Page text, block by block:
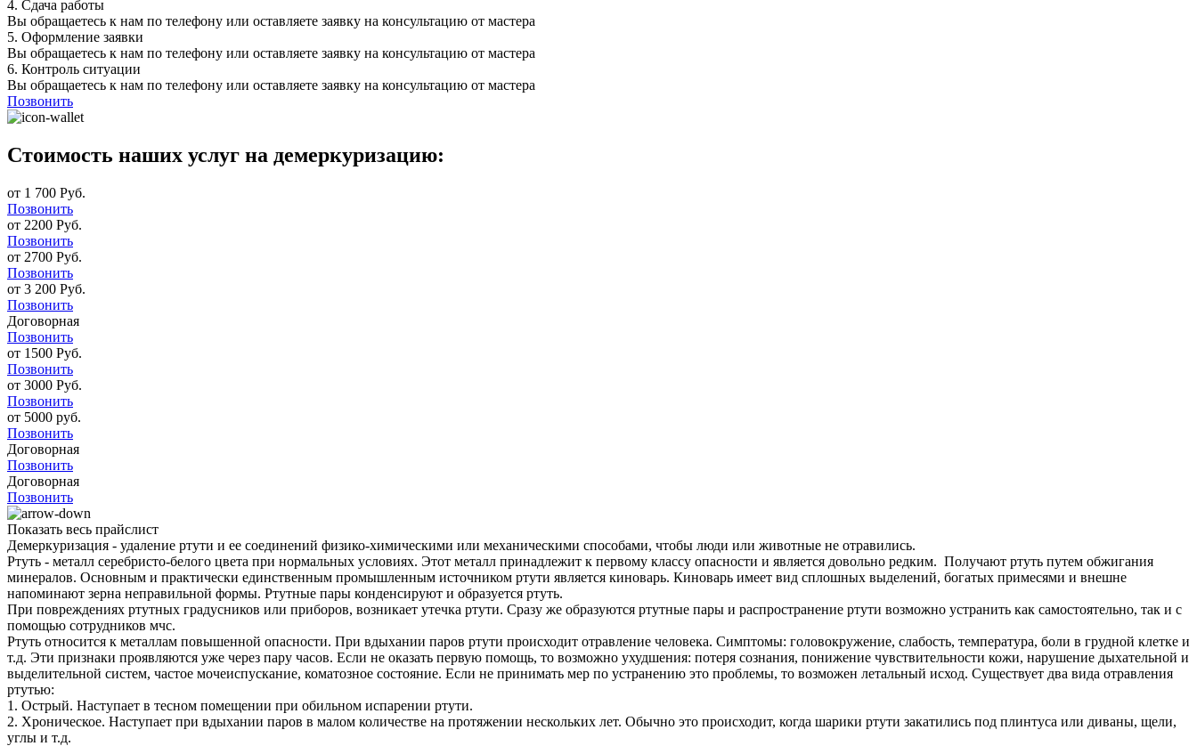
4. Сдача работы
Вы обращаетесь к нам по телефону или оставляете заявку на консультацию от мастера
5. Оформление заявки
Вы обращаетесь к нам по телефону или оставляете заявку на консультацию от мастера
6. Контроль ситуации
Вы обращаетесь к нам по телефону или оставляете заявку на консультацию от мастера
Позвонить
Стоимость наших услуг на демеркуризацию:
от 1 700 Руб.
Позвонить
от 2200 Руб.
Позвонить
от 2700 Руб.
Позвонить
от 3 200 Руб.
Позвонить
Договорная
Позвонить
от 1500 Руб.
Позвонить
от 3000 Руб.
Позвонить
от 5000 руб.
Позвонить
Договорная
Позвонить
Договорная
Позвонить
Показать весь прайслист
Демеркуризация - удаление ртути и ее соединений физико-химическими или механическими способами, чтобы люди или животные не отравились.
Ртуть - металл серебристо-белого цвета при нормальных условиях. Этот металл принадлежит к первому классу опасности и является довольно редким. Получают ртуть путем обжигания
минералов. Основным и практически единственным промышленным источником ртути является киноварь. Киноварь имеет вид сплошных выделений, богатых примесями и внешне
напоминают зерна неправильной формы. Ртутные пары конденсируют и образуется ртуть.
При повреждениях ртутных градусников или приборов, возникает утечка ртути. Сразу же образуются ртутные пары и распространение ртути возможно устранить как самостоятельно, так и с
помощью сотрудников мчс.
Ртуть относится к металлам повышенной опасности. При вдыхании паров ртути происходит отравление человека. Симптомы: головокружение, слабость, температура, боли в грудной клетке и
т.д. Эти признаки проявляются уже через пару часов. Если не оказать первую помощь, то возможно ухудшения: потеря сознания, понижение чувствительности кожи, нарушение дыхательной и
выделительной систем, частое мочеиспускание, коматозное состояние. Если не принимать мер по устранению это проблемы, то возможен летальный исход. Существует два вида отравления
ртутью:
1. Острый. Наступает в тесном помещении при обильном испарении ртути.
2. Хроническое. Наступает при вдыхании паров в малом количестве на протяжении нескольких лет. Обычно это происходит, когда шарики ртути закатились под плинтуса или диваны, щели,
углы и т.д.